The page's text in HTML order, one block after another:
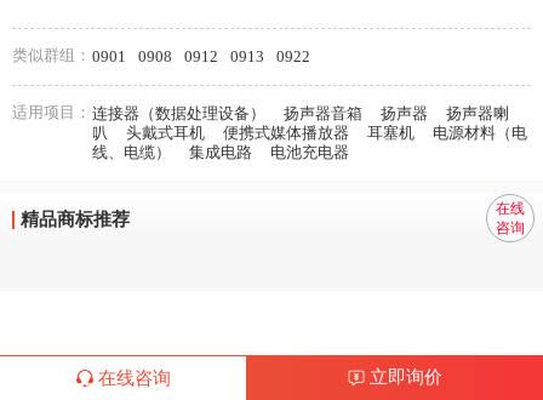
类似群组： 0901 0908 0912 0913 0922
适用项目： 连接器（数据处理设备） 扬声器音箱 扬声器
扬声器喇
叭
头戴式耳机 便携式媒体播放器 耳塞机
电源材料（电
线、电缆）
集成电路 电池充电器
精品商标推荐
在线咨询 立即询价
在线
咨询